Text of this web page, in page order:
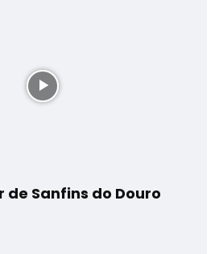
de Sanfins do Douro